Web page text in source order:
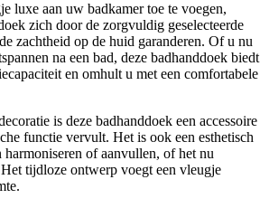
luxe aan uw badkamer toe te voegen,
zich door de zorgvuldig geselecteerde
zachtheid op de huid garanderen. Of u nu
na een bad, deze badhanddoek biedt
en omhult u met een comfortabele
is deze badhanddoek een accessoire
functie vervult. Het is ook een esthetisch
of aanvullen, of het nu
tijdloze ontwerp voegt een vleugje